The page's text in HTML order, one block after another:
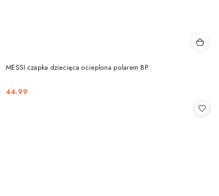
MESSI czapka dziecięca ocieplona polarem BP
Cena:
44.99